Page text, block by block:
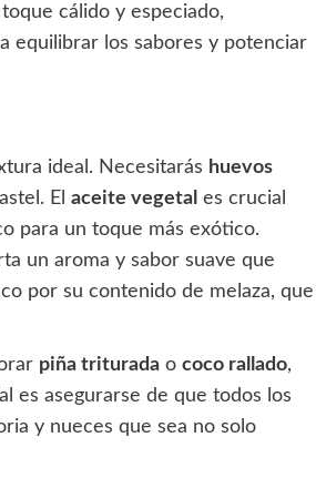
cálido y especiado,
equilibrar los sabores y potenciar
ideal. Necesitarás huevos
El aceite vegetal es crucial
para un toque más exótico.
un aroma y sabor suave que
por su contenido de melaza, que
piña triturada o coco rallado,
es asegurarse de que todos los
y nueces que sea no solo